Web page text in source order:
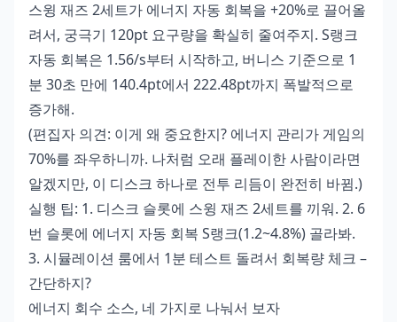
스윙 재즈 2세트가 에너지 자동 회복을 +20%로 끌어올
려서, 궁극기 120pt 요구량을 확실히 줄여주지. S랭크
자동 회복은 1.56/s부터 시작하고, 버니스 기준으로 1
분 30초 만에 140.4pt에서 222.48pt까지 폭발적으로
증가해.
(편집자 의견: 이게 왜 중요한지? 에너지 관리가 게임의
70%를 좌우하니까. 나처럼 오래 플레이한 사람이라면
알겠지만, 이 디스크 하나로 전투 리듬이 완전히 바뀜.)
실행 팁: 1. 디스크 슬롯에 스윙 재즈 2세트를 끼워. 2. 6
번 슬롯에 에너지 자동 회복 S랭크(1.2~4.8%) 골라봐.
3. 시뮬레이션 룸에서 1분 테스트 돌려서 회복량 체크 –
간단하지?
에너지 회수 소스, 네 가지로 나눠서 보자